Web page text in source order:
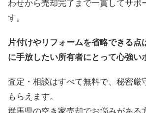
わせから売却完了まで一貫してサポ
す。
片付けやリフォームを省略できる点
に手放したい所有者にとって心強い
査定・相談はすべて無料で、秘密厳
もらえます。